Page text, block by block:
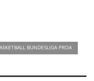
BUNDESLIGA PROA